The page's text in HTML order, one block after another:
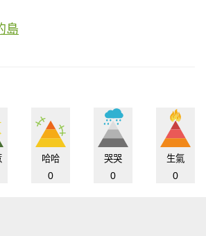
島
哈哈
0
哭哭
0
生氣
0